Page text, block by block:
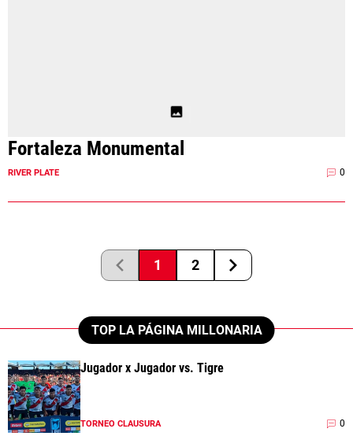
Fortaleza Monumental
RIVER PLATE 0
1 2
TOP LA PÁGINA MILLONARIA
Jugador x Jugador vs. Tigre
TORNEO CLAUSURA 0